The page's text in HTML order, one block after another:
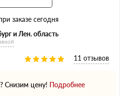
заказе сегодня
и Лен. область
11 отзывов
Снизим цену! Подробнее